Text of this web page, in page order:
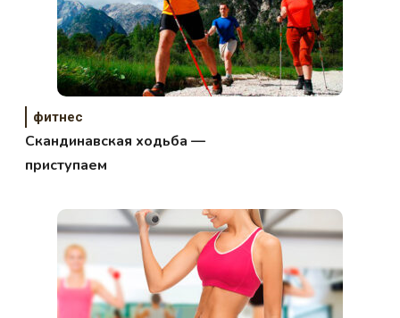
фитнес
Скандинавская ходьба —
приступаем